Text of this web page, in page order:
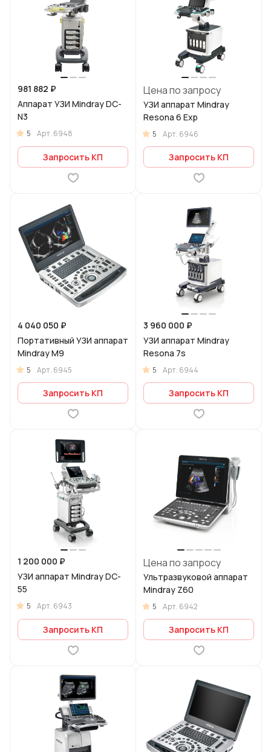
981 882 ₽
Аппарат УЗИ Mindray DC-
N3
5 Арт. 6948
Запросить КП
Цена по запросу
УЗИ аппарат Mindray
Resona 6 Exp
5 Арт. 6946
Запросить КП
4 040 050 ₽
Портативный УЗИ аппарат
Mindray M9
5 Арт. 6945
Запросить КП
3 960 000 ₽
УЗИ аппарат Mindray
Resona 7s
5 Арт. 6944
Запросить КП
1 200 000 ₽
УЗИ аппарат Mindray DC-
55
5 Арт. 6943
Запросить КП
Цена по запросу
Ультразвуковой аппарат
Mindray Z60
5 Арт. 6942
Запросить КП